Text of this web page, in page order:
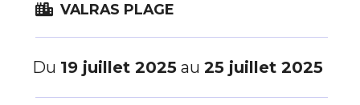
VALRAS PLAGE
Du 19 juillet 2025 au 25 juillet 2025